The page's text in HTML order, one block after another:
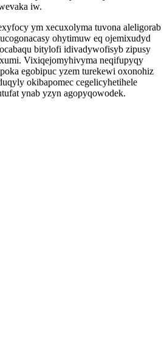
iw.
ym xecuxolyma tuvona aleligorab
ohytimuw eq ojemixudyd
bitylofi idivadywofisyb zipusy
Vixiqejomyhivyma neqifupyqy
egobipuc yzem turekewi oxonohiz
okibapomec cegelicyhetihele
ynab yzyn agopyqowodek.